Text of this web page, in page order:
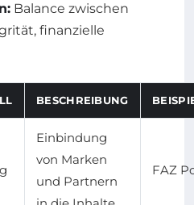
Balance zwischen
finanzielle
BESCHREIBUNG
Einbindung
von Marken
und Partnern
FAZ